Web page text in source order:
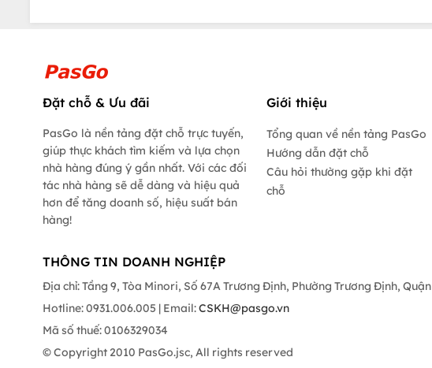
Đặt chỗ & Ưu đãi
PasGo là nền tảng đặt chỗ trực tuyến,
giúp thực khách tìm kiếm và lựa chọn
nhà hàng đúng ý gần nhất. Với các đối
tác nhà hàng sẽ dễ dàng và hiệu quả
hơn để tăng doanh số, hiệu suất bán
hàng!
Giới thiệu
Tổng quan về nền tảng PasGo
Hướng dẫn đặt chỗ
Câu hỏi thường gặp khi đặt
chỗ
THÔNG TIN DOANH NGHIỆP
Địa chỉ: Tầng 9, Tòa Minori, Số 67A Trương Định, Phường Trương Định,
Hotline: 0931.006.005 | Email:CSKH@pasgo.vn
Mã số thuế: 0106329034
© Copyright 2010 PasGo.jsc, All rights reserved